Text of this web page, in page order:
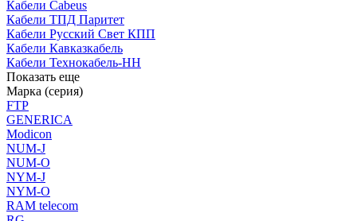
Кабели Cabeus
Кабели ТПД Паритет
Кабели Русский Свет КПП
Кабели Кавказкабель
Кабели Технокабель-НН
Показать еще
Марка (серия)
FTP
GENERICA
Modicon
NUM-J
NUM-O
NYM-J
NYM-O
RAM telecom